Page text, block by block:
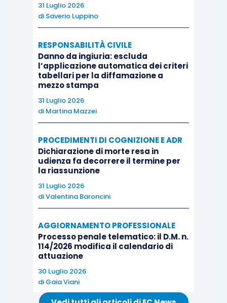
31 Luglio 2026
di Saverio Luppino
RESPONSABILITÀ CIVILE
Danno da ingiuria: escluda
l’applicazione automatica dei criteri
tabellari per la diffamazione a
mezzo stampa
31 Luglio 2026
di Martina Mazzei
PROCEDIMENTI DI COGNIZIONE E ADR
Dichiarazione di morte resa in
udienza fa decorrere il termine per
la riassunzione
31 Luglio 2026
diValentina Baroncini
AGGIORNAMENTO PROFESSIONALE
Processo penale telematico: il D.M. n.
114/2026 modifica il calendario di
attuazione
30 Luglio 2026
di Gaia Viani